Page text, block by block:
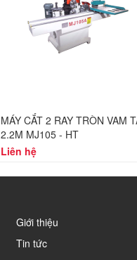
MÁY CẮT 2 RAY TRÒN VAM
2.2M MJ105 - HT
Liên hệ
Giới thiệu
Tin tức